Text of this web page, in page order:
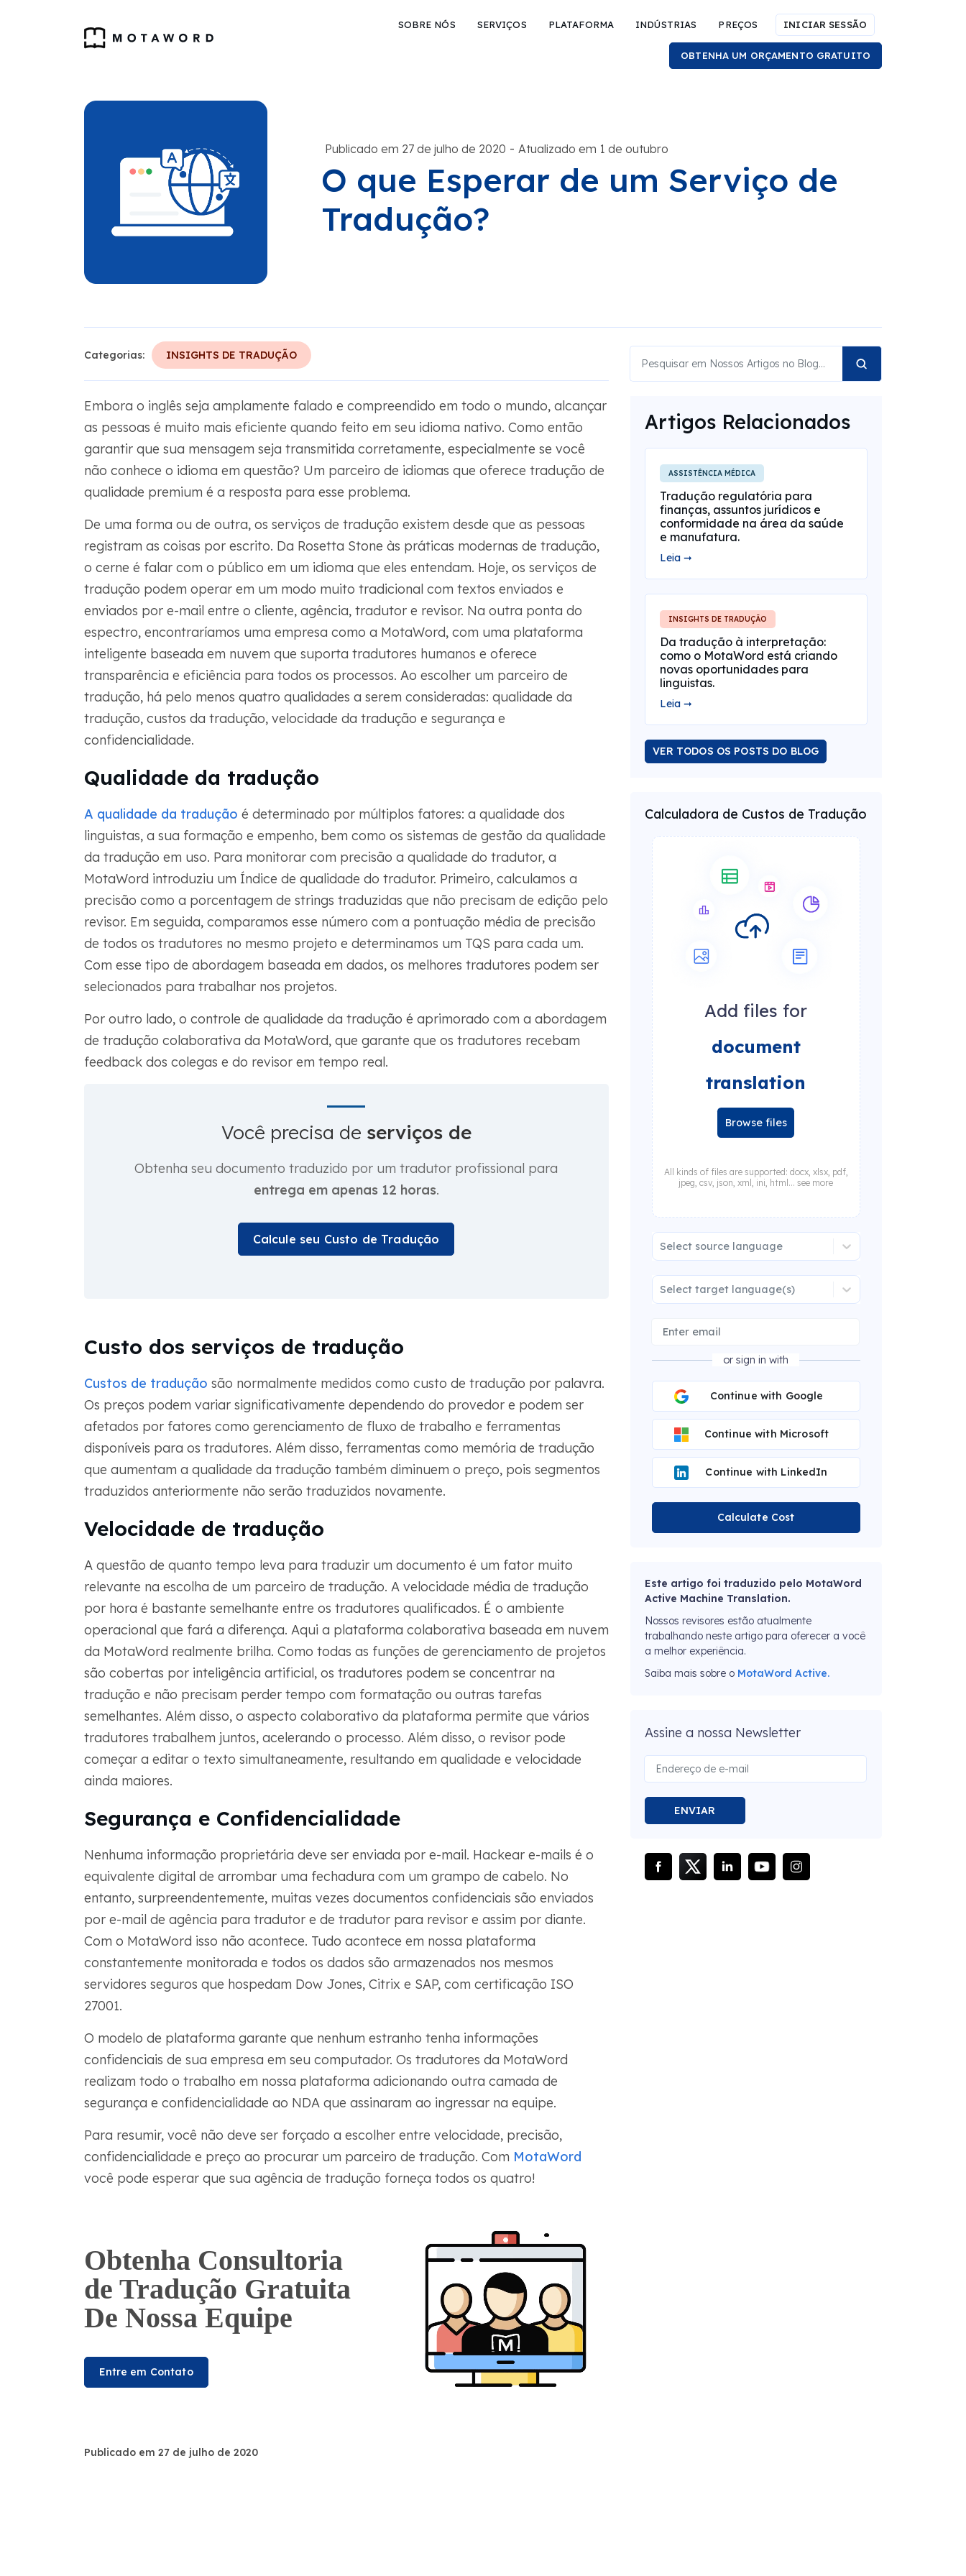
SOBRE NÓS SERVIÇOS PLATAFORMA INDÚSTRIAS PREÇOS INICIAR SESSÃO
OBTENHA UM ORÇAMENTO GRATUITO
Publicado em 27 de julho de 2020 - Atualizado em 1 de outubro
O que Esperar de um Serviço de
Tradução?
Categorias: INSIGHTS DE TRADUÇÃO
Embora o inglês seja amplamente falado e compreendido em todo o mundo, alcançar
as pessoas é muito mais eficiente quando feito em seu idioma nativo. Como então
garantir que sua mensagem seja transmitida corretamente, especialmente se você
não conhece o idioma em questão? Um parceiro de idiomas que oferece tradução de
qualidade premium é a resposta para esse problema.
De uma forma ou de outra, os serviços de tradução existem desde que as pessoas
registram as coisas por escrito. Da Rosetta Stone às práticas modernas de tradução,
o cerne é falar com o público em um idioma que eles entendam. Hoje, os serviços de
tradução podem operar em um modo muito tradicional com textos enviados e
enviados por e-mail entre o cliente, agência, tradutor e revisor. Na outra ponta do
espectro, encontraríamos uma empresa como a MotaWord, com uma plataforma
inteligente baseada em nuvem que suporta tradutores humanos e oferece
transparência e eficiência para todos os processos. Ao escolher um parceiro de
tradução, há pelo menos quatro qualidades a serem consideradas: qualidade da
tradução, custos da tradução, velocidade da tradução e segurança e
confidencialidade.
Qualidade da tradução
A qualidade da tradução é determinado por múltiplos fatores: a qualidade dos
linguistas, a sua formação e empenho, bem como os sistemas de gestão da qualidade
da tradução em uso. Para monitorar com precisão a qualidade do tradutor, a
MotaWord introduziu um Índice de qualidade do tradutor. Primeiro, calculamos a
precisão como a porcentagem de strings traduzidas que não precisam de edição pelo
revisor. Em seguida, comparamos esse número com a pontuação média de precisão
de todos os tradutores no mesmo projeto e determinamos um TQS para cada um.
Com esse tipo de abordagem baseada em dados, os melhores tradutores podem ser
selecionados para trabalhar nos projetos.
Por outro lado, o controle de qualidade da tradução é aprimorado com a abordagem
de tradução colaborativa da MotaWord, que garante que os tradutores recebam
feedback dos colegas e do revisor em tempo real.
Você precisa de serviços de
Obtenha seu documento traduzido por um tradutor profissional para
entrega em apenas 12 horas.
Calcule seu Custo de Tradução
Custo dos serviços de tradução
Custos de tradução são normalmente medidos como custo de tradução por palavra.
Os preços podem variar significativamente dependendo do provedor e podem ser
afetados por fatores como gerenciamento de fluxo de trabalho e ferramentas
disponíveis para os tradutores. Além disso, ferramentas como memória de tradução
que aumentam a qualidade da tradução também diminuem o preço, pois segmentos
traduzidos anteriormente não serão traduzidos novamente.
Velocidade de tradução
A questão de quanto tempo leva para traduzir um documento é um fator muito
relevante na escolha de um parceiro de tradução. A velocidade média de tradução
por hora é bastante semelhante entre os tradutores qualificados. É o ambiente
operacional que fará a diferença. Aqui a plataforma colaborativa baseada em nuvem
da MotaWord realmente brilha. Como todas as funções de gerenciamento de projetos
são cobertas por inteligência artificial, os tradutores podem se concentrar na
tradução e não precisam perder tempo com formatação ou outras tarefas
semelhantes. Além disso, o aspecto colaborativo da plataforma permite que vários
tradutores trabalhem juntos, acelerando o processo. Além disso, o revisor pode
começar a editar o texto simultaneamente, resultando em qualidade e velocidade
ainda maiores.
Segurança e Confidencialidade
Nenhuma informação proprietária deve ser enviada por e-mail. Hackear e-mails é o
equivalente digital de arrombar uma fechadura com um grampo de cabelo. No
entanto, surpreendentemente, muitas vezes documentos confidenciais são enviados
por e-mail de agência para tradutor e de tradutor para revisor e assim por diante.
Com o MotaWord isso não acontece. Tudo acontece em nossa plataforma
constantemente monitorada e todos os dados são armazenados nos mesmos
servidores seguros que hospedam Dow Jones, Citrix e SAP, com certificação ISO
27001.
O modelo de plataforma garante que nenhum estranho tenha informações
confidenciais de sua empresa em seu computador. Os tradutores da MotaWord
realizam todo o trabalho em nossa plataforma adicionando outra camada de
segurança e confidencialidade ao NDA que assinaram ao ingressar na equipe.
Para resumir, você não deve ser forçado a escolher entre velocidade, precisão,
confidencialidade e preço ao procurar um parceiro de tradução. Com MotaWord
você pode esperar que sua agência de tradução forneça todos os quatro!
Obtenha Consultoria
de Tradução Gratuita
De Nossa Equipe
Entre em Contato
Publicado em 27 de julho de 2020
Artigos Relacionados
ASSISTÊNCIA MÉDICA
Tradução regulatória para
finanças, assuntos jurídicos e
conformidade na área da saúde
e manufatura.
Leia ➞
INSIGHTS DE TRADUÇÃO
Da tradução à interpretação:
como o MotaWord está criando
novas oportunidades para
linguistas.
Leia ➞
VER TODOS OS POSTS DO BLOG
Calculadora de Custos de Tradução
Add files for
document
translation
Browse files
All kinds of files are supported: docx, xlsx, pdf,
jpeg, csv, json, xml, ini, html... see more
Select source language
Select target language(s)
or sign in with
Continue with Google
Continue with Microsoft
Continue with LinkedIn
Calculate Cost
Este artigo foi traduzido pelo MotaWord
Active Machine Translation.
Nossos revisores estão atualmente
trabalhando neste artigo para oferecer a você
a melhor experiência.
Saiba mais sobre o MotaWord Active.
Assine a nossa Newsletter
ENVIAR